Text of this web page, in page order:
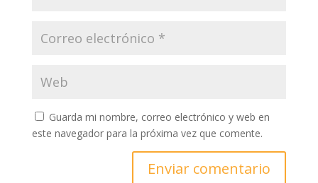
Guarda mi nombre, correo electrónico y web en
este navegador para la próxima vez que comente.